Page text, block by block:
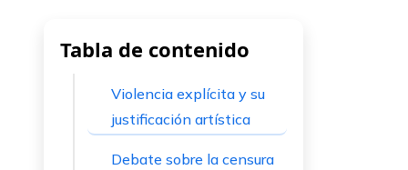
Tabla de contenido
Violencia explícita y su
justificación artística
Debate sobre la censura